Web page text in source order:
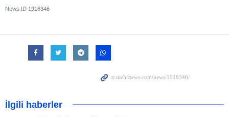
News ID 1916346
İlgili haberler